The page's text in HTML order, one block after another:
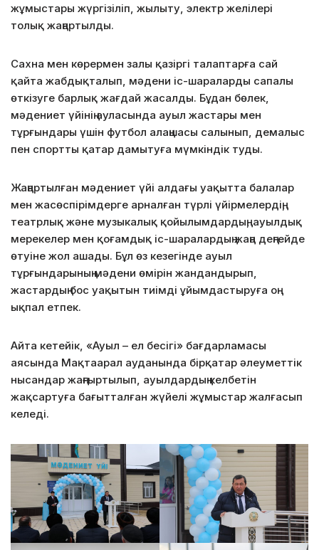
жұмыстары жүргізіліп, жылыту, электр желілері
толық жаңартылды.
Сахна мен көрермен залы қазіргі талаптарға сай
қайта жабдықталып, мәдени іс-шараларды сапалы
өткізуге барлық жағдай жасалды. Бұдан бөлек,
мәдениет үйінің ауласында ауыл жастары мен
тұрғындары үшін футбол алаңшасы салынып, демалыс
пен спортты қатар дамытуға мүмкіндік туды.
Жаңартылған мәдениет үйі алдағы уақытта балалар
мен жасөспірімдерге арналған түрлі үйірмелердің,
театрлық және музыкалық қойылымдардың, ауылдық
мерекелер мен қоғамдық іс-шаралардың жаңа деңгейде
өтуіне жол ашады. Бұл өз кезегінде ауыл
тұрғындарының мәдени өмірін жандандырып,
жастардың бос уақытын тиімді ұйымдастыруға оң
ықпал етпек.
Айта кетейік, «Ауыл – ел бесігі» бағдарламасы
аясында Мақтаарал ауданында бірқатар әлеуметтік
нысандар жаңғыртылып, ауылдардың келбетін
жақсартуға бағытталған жүйелі жұмыстар жалғасып
келеді.